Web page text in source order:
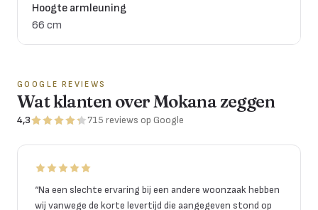
Hoogte armleuning
66 cm
GOOGLE REVIEWS
Wat klanten over Mokana zeggen
4,3 715 reviews op Google
“Na een slechte ervaring bij een andere woonzaak hebben
wij vanwege de korte levertijd die aangegeven stond op